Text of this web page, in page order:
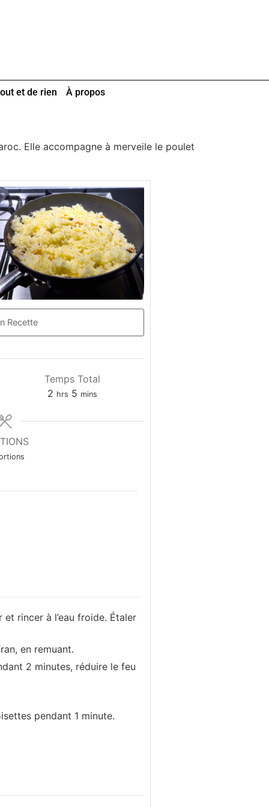
et de rien À propos
Elle accompagne à merveile le poulet
Recette
Temps Total
2 hrs 5 mins
rincer à l’eau froide. Étaler
en remuant.
2 minutes, réduire le feu
pendant 1 minute.